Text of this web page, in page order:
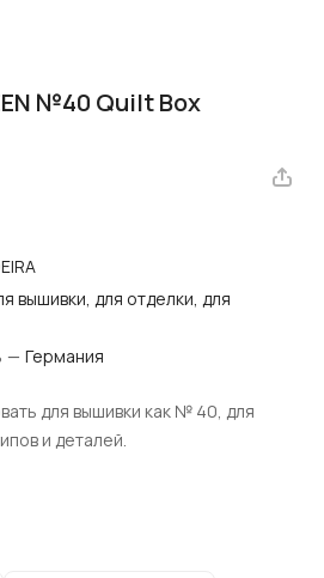
№40 Quilt Box
вышивки, для отделки, для
— Германия
для вышивки как № 40, для
и деталей.